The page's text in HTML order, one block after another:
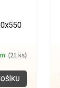
(21 ks)